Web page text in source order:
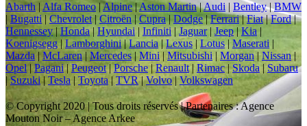
Abarth | Alfa Romeo|Alpine|Aston Martin|Audi | Bentley|BMW
| Bugatti|Chevrolet|Citroën |Cupra | Dodge|Ferrari|Fiat|Ford|
Hennessey| Honda| Hyundai |Infiniti | Jaguar| Jeep|Kia |
Koenigsegg|Lamborghini|Lancia|Lexus | Lotus| Maserati |
Mazda |McLaren|Mercedes | Mini | Mitsubishi | Morgan|Nissan|
Opel | Pagani|Peugeot|Porsche | Renault| Rimac|Skoda | Subaru
| Suzuki|Tesla| Toyota | TVR|Volvo|Volkswagen
© Copyright 2020 | Tous droits réservés | Partenaires : Agence
Mouton Noir – Agence Arkee